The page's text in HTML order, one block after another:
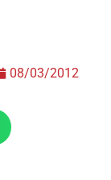
08/03/2012